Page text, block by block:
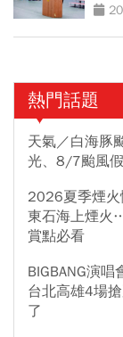
的開
熱門話題
天氣／白海豚
光、8/7颱風
2026夏季煙火
東石海上煙火
賞點必看
BIGBANG演
台北高雄4場
了